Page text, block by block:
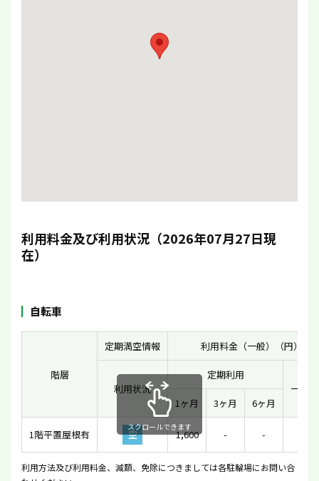
利用料金及び利用状況（2026年07月27日現
在）
自転車
階層
定期満空情報 利用料金（一般）（円）
利用状況
定期利用
一時
1ヶ月
3ヶ月 6ヶ月
1階平置屋根有 空 1,600 - -
スクロールできます
利用方法及び利用料金、減額、免除につきましては各駐輪場にお問い合